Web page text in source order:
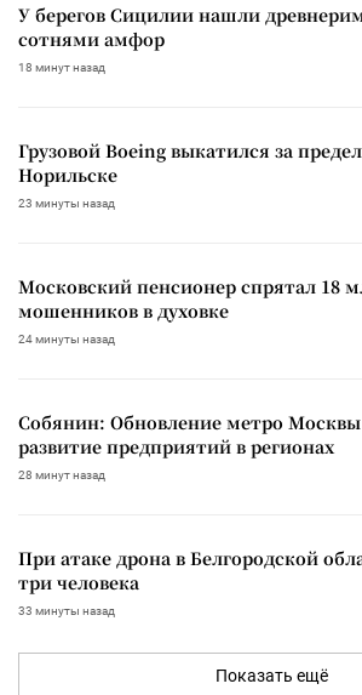
У берегов Сицилии нашли
сотнями амфор
18 минут назад
Грузовой Boeing выкатился за
Норильске
23 минуты назад
Московский пенсионер спрятал 18
мошенников в духовке
24 минуты назад
Собянин: Обновление метро
развитие предприятий в регионах
28 минут назад
При атаке дрона в Белгородской
три человека
33 минуты назад
Показать ещё